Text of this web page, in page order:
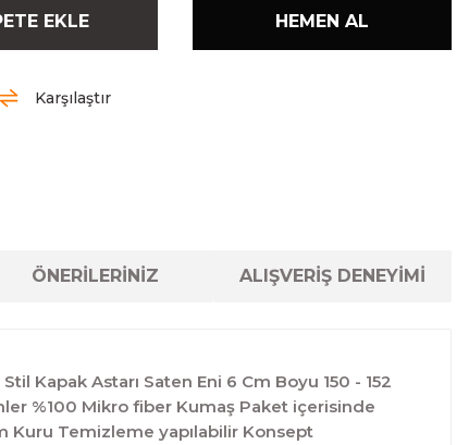
EKLE HEMEN AL
Karşılaştır
ÖNERİLERİNİZ ALIŞVERİŞ DENEYİMİ
Kapak Astarı Saten Eni 6 Cm Boyu 150 - 152
%100 Mikro fiber Kumaş Paket içerisinde
Kuru Temizleme yapılabilir Konsept